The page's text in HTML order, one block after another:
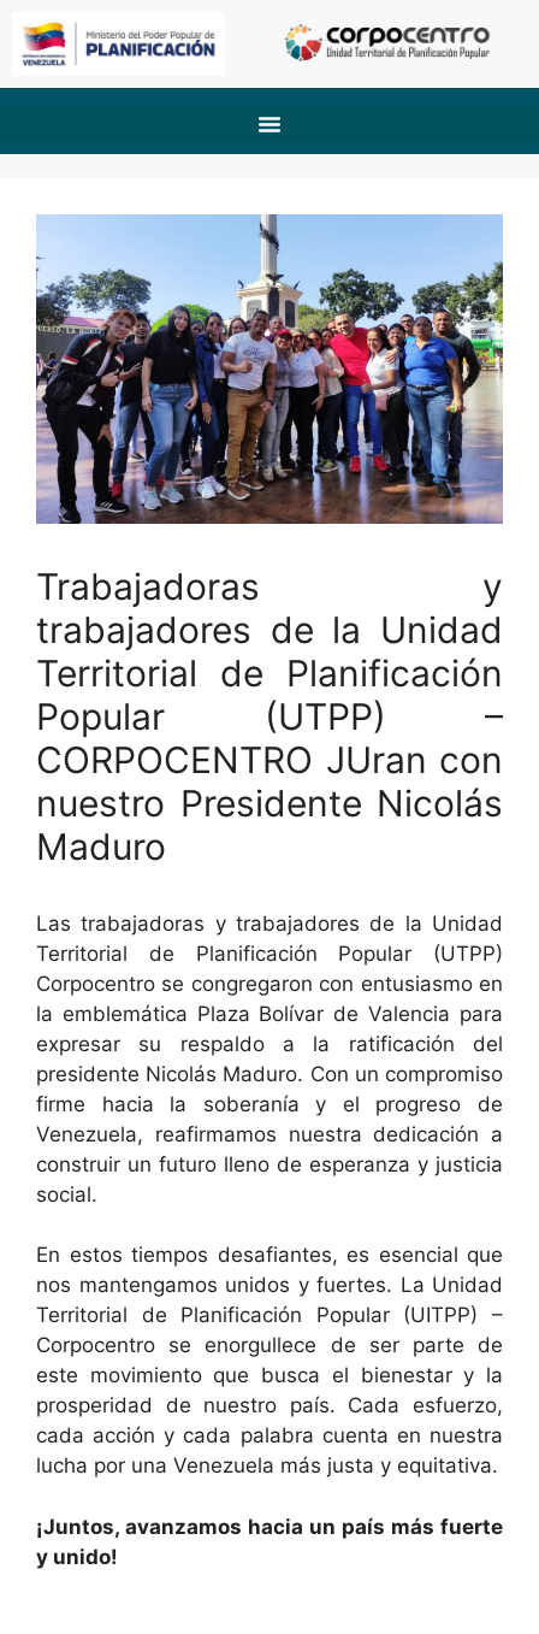
Trabajadoras y
trabajadores de la Unidad
Territorial de Planificación
Popular (UTPP) –
CORPOCENTRO JUran con
nuestro Presidente Nicolás
Maduro
Las trabajadoras y trabajadores de la Unidad
Territorial de Planificación Popular (UTPP)
Corpocentro se congregaron con entusiasmo en
la emblemática Plaza Bolívar de Valencia para
expresar su respaldo a la ratificación del
presidente Nicolás Maduro. Con un compromiso
firme hacia la soberanía y el progreso de
Venezuela, reafirmamos nuestra dedicación a
construir un futuro lleno de esperanza y justicia
social.
En estos tiempos desafiantes, es esencial que
nos mantengamos unidos y fuertes. La Unidad
Territorial de Planificación Popular (UITPP) –
Corpocentro se enorgullece de ser parte de
este movimiento que busca el bienestar y la
prosperidad de nuestro país. Cada esfuerzo,
cada acción y cada palabra cuenta en nuestra
lucha por una Venezuela más justa y equitativa.
¡Juntos, avanzamos hacia un país más fuerte
y unido!